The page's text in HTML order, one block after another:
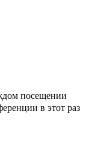
посещении
в этот раз